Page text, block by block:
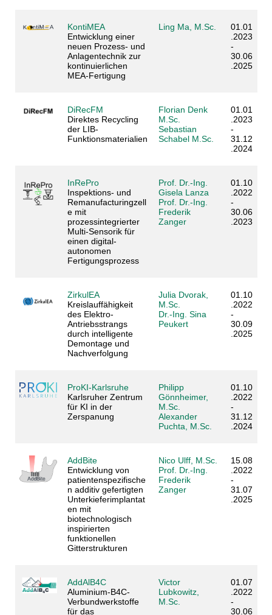
KontiMEA
Entwicklung einer
neuen Prozess- und
Anlagentechnik zur
kontinuierlichen
MEA-Fertigung
Ling Ma, M.Sc.
01.01
.2023
-
30.06
.2025
DiRecFM
Direktes Recycling
der LIB-
Funktionsmaterialien
Florian Denk
M.Sc.
Sebastian
Schabel M.Sc.
01.01
.2023
-
31.12
.2024
InRePro
Inspektions- und
Remanufacturingzell
e mit
prozessintegrierter
Multi-Sensorik für
einen digital-
autonomen
Fertigungsprozess
Prof. Dr.-Ing.
Gisela Lanza
Prof. Dr.-Ing.
Frederik
Zanger
01.10
.2022
-
30.06
.2023
ZirkulEA
Kreislauffähigkeit
des Elektro-
Antriebsstrangs
durch intelligente
Demontage und
Nachverfolgung
Julia Dvorak,
M.Sc.
Dr.-Ing. Sina
Peukert
01.10
.2022
-
30.09
.2025
ProKI-Karlsruhe
Karlsruher Zentrum
für KI in der
Zerspanung
Philipp
Gönnheimer,
M.Sc.
Alexander
Puchta, M.Sc.
01.10
.2022
-
31.12
.2024
AddBite
Entwicklung von
patientenspezifische
n additiv gefertigten
Unterkieferimplantat
en mit
biotechnologisch
inspirierten
funktionellen
Gitterstrukturen
Nico Ulff, M.Sc.
Prof. Dr.-Ing.
Frederik
Zanger
15.08
.2022
-
31.07
.2025
AddAlB4C
Aluminium-B4C-
Verbundwerkstoffe
für das
Victor
Lubkowitz,
M.Sc.
01.07
.2022
-
30.06